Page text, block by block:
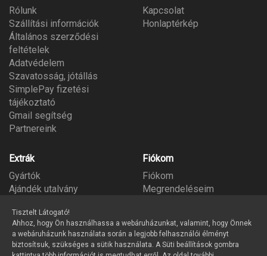
Rólunk
Szállítási információk
Általános szerződési
feltételek
Adatvédelem
Szavatosság, jótállás
SimplePay fizetési
tájékoztató
Gmail segítség
Partnereink
Kapcsolat
Honlaptérkép
Extrák
Gyártók
Ajándék utalvány
Fiókom
Fiókom
Megrendeléseim
Tisztelt Látogató!
Ahhoz, hogy Ön használhassa a webáruházunkat, valamint, hogy Önnek
a webáruházunk használata során a legjobb felhasználói élményt
biztosítsuk, szükséges a sütik használata. A Süti beállítások gombra